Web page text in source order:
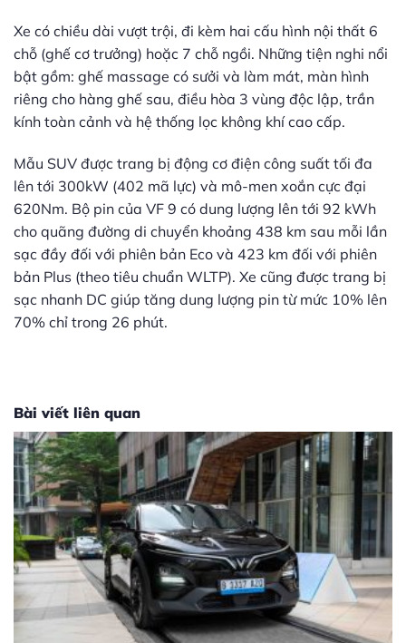
Xe có chiều dài vượt trội, đi kèm hai cấu hình nội thất 6
chỗ (ghế cơ trưởng) hoặc 7 chỗ ngồi. Những tiện nghi nổi
bật gồm: ghế massage có sưởi và làm mát, màn hình
riêng cho hàng ghế sau, điều hòa 3 vùng độc lập, trần
kính toàn cảnh và hệ thống lọc không khí cao cấp.
Mẫu SUV được trang bị động cơ điện công suất tối đa
lên tới 300kW (402 mã lực) và mô-men xoắn cực đại
620Nm. Bộ pin của VF 9 có dung lượng lên tới 92 kWh
cho quãng đường di chuyển khoảng 438 km sau mỗi lần
sạc đầy đối với phiên bản Eco và 423 km đối với phiên
bản Plus (theo tiêu chuẩn WLTP). Xe cũng được trang bị
sạc nhanh DC giúp tăng dung lượng pin từ mức 10% lên
70% chỉ trong 26 phút.
Bài viết liên quan